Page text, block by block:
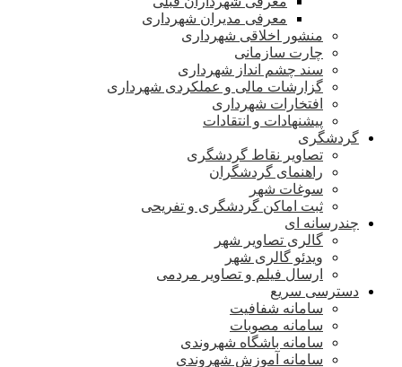
معرفی مدیران شهرداری
منشور اخلاقی شهرداری
چارت سازمانی
سند چشم انداز شهرداری
گزارشات مالی و عملکردی شهرداری
افتخارات شهرداری
پیشنهادات و انتقادات
گردشگری
تصاویر نقاط گردشگری
راهنمای گردشگران
سوغات شهر
ثبت اماکن گردشگری و تفریحی
چندرسانه ای
گالری تصاویر شهر
ویدئو گالری شهر
ارسال فیلم و تصاویر مردمی
دسترسی سریع
سامانه شفافیت
سامانه مصوبات
سامانه باشگاه شهروندی
سامانه آموزش شهروندی